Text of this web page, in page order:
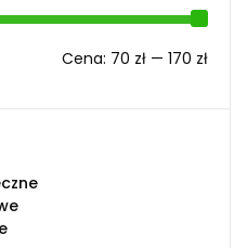
Cena
Cena
Cena: 70 zł — 170 zł